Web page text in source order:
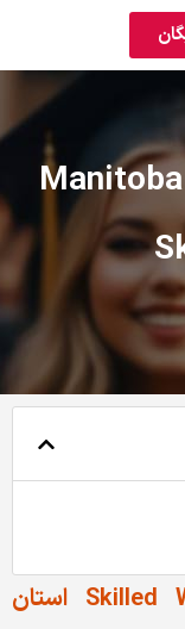
برنامه نیروی متخصص Manitoba
برنامه نیروی متخصص Skilled Worker استان